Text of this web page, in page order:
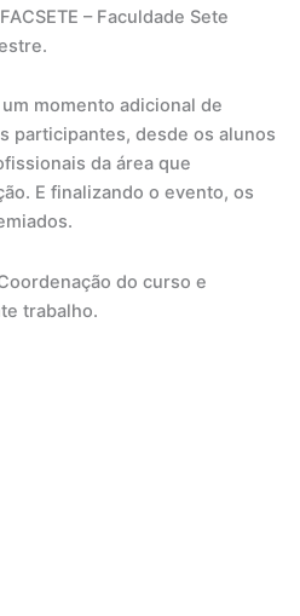
– Faculdade Sete
momento adicional de
participantes, desde os alunos
da área que
E finalizando o evento, os
do curso e
trabalho.